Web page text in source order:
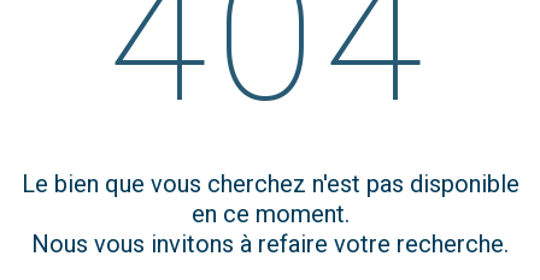
Le bien que vous cherchez n'est pas disponible
en ce moment.
Nous vous invitons à refaire votre recherche.